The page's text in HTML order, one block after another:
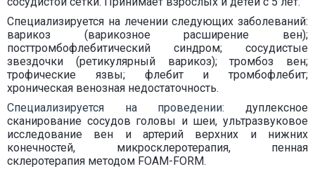
Специализируется на лечении следующих заболеваний:
варикоз (варикозное расширение вен);
посттромбофлебитический синдром; сосудистые
звездочки (ретикулярный варикоз); тромбоз вен;
трофические язвы; флебит и тромбофлебит;
хроническая венозная недостаточность.
Специализируется на проведении:
дуплексное
сканирование сосудов головы и шеи, ультразвуковое
исследование вен и артерий верхних и нижних
конечностей, микросклеротерапия, пенная
склеротерапия методом FOAM-FORM.